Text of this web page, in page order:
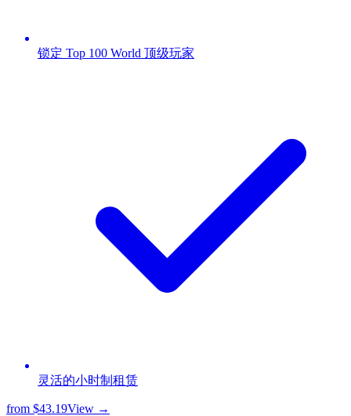
锁定 Top 100 World 顶级玩家
灵活的小时制租赁
from $43.19View →